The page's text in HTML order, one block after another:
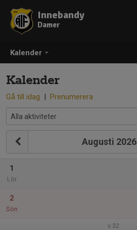
Kalender
Innebandy
Damer
Kalender
Gå till idag | Prenumerera
Augusti 2026
1
Lör
2
Sön
v.32